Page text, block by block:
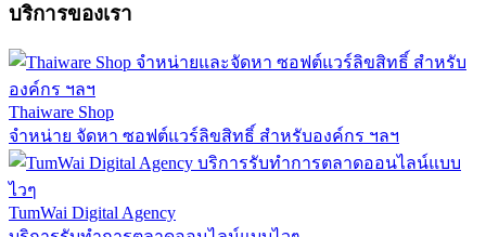
บริการของเรา
Thaiware Shop
จำหน่าย จัดหา ซอฟต์แวร์ลิขสิทธิ์ สำหรับองค์กร ฯลฯ
TumWai Digital Agency